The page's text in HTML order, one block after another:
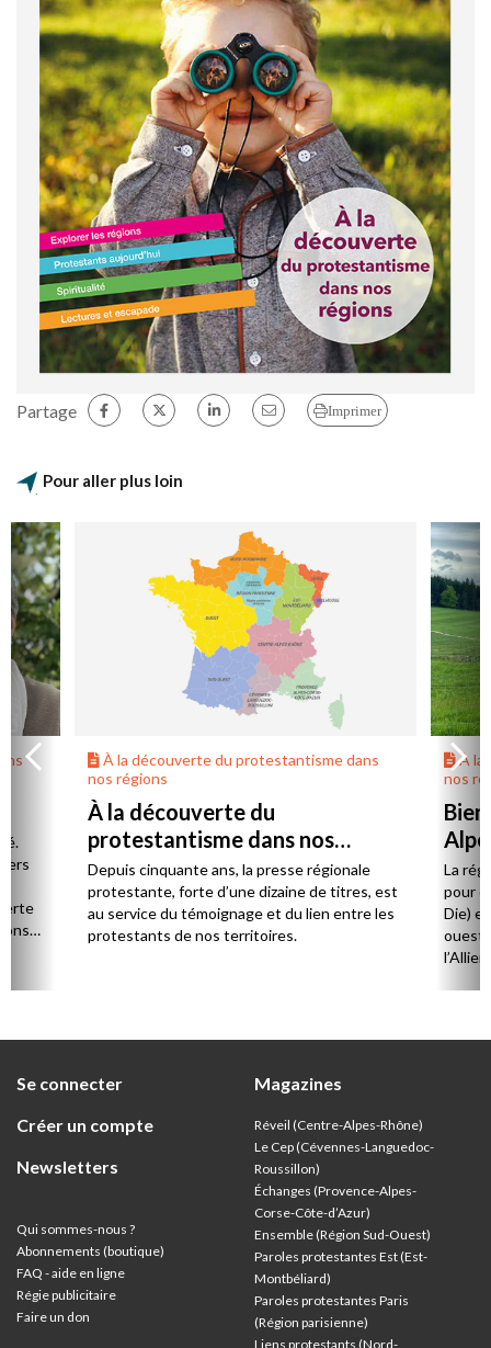
Partage Imprimer
Pour aller plus loin
À la découverte du protestantisme dans
nos régions
À la découverte du
protestantisme dans nos
régions
Depuis cinquante ans, la presse régionale
protestante, forte d’une dizaine de titres, est
au service du témoignage et du lien entre les
protestants de nos territoires.
À la
nos
La
pour
Die)
ouest,
Se connecter
Créer un compte
Newsletters
Qui sommes-nous ?
Abonnements (boutique)
FAQ - aide en ligne
Régie publicitaire
Faire un don
Magazines
Réveil (Centre-Alpes-Rhône)
Le Cep (Cévennes-Languedoc-
Roussillon)
Échanges (Provence-Alpes-
Corse-Côte-d’Azur)
Ensemble (Région Sud-Ouest)
Paroles protestantes Est (Est-
Montbéliard)
Paroles protestantes Paris
(Région parisienne)
Liens protestants (Nord-